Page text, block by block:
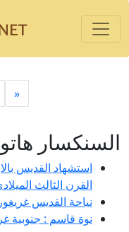
«
السنكسار هاتور
استشهاد القديس
القرن الثالث
نياحة القديس
نوة قاسم : جنوبية